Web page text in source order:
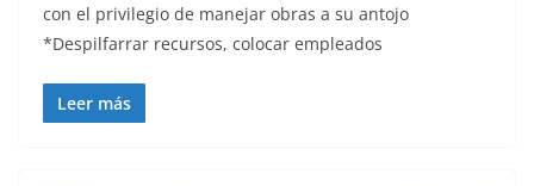
con el privilegio de manejar obras a su antojo
*Despilfarrar recursos, colocar empleados
Leer más